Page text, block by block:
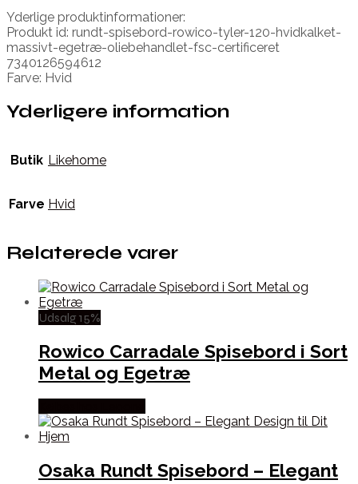
Yderlige produktinformationer:
Produkt id: rundt-spisebord-rowico-tyler-120-hvidkalket-
massivt-egetræ-oliebehandlet-fsc-certificeret
7340126594612
Farve: Hvid
Yderligere information
Butik Likehome
Farve Hvid
Relaterede varer
Udsalg 15%
Rowico Carradale Spisebord i Sort
Metal og Egetræ
Osaka Rundt Spisebord – Elegant